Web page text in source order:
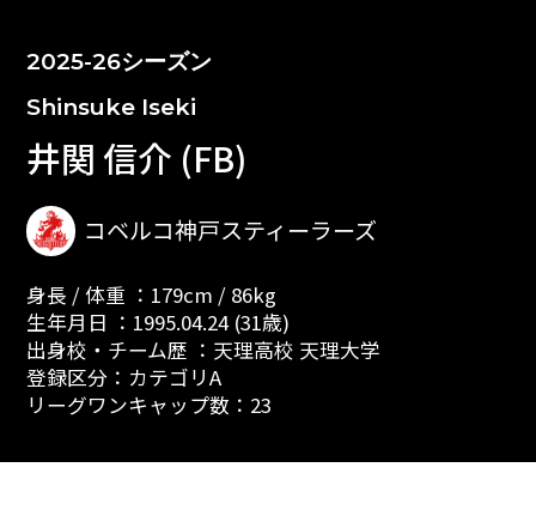
2025-26シーズン
Shinsuke Iseki
井関 信介 (FB)
コベルコ神戸スティーラーズ
身長 / 体重 ：179cm / 86kg
生年月日 ：1995.04.24 (31歳)
出身校・チーム歴 ：天理高校 天理大学
登録区分：カテゴリA
リーグワンキャップ数：23